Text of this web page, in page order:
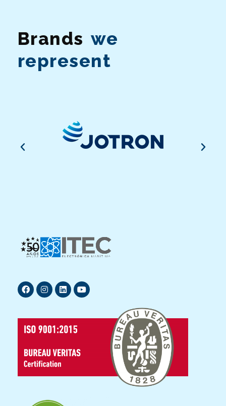
Brands we
represent